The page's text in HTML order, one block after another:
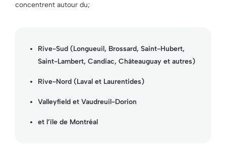
concentrent autour du;
Rive-Sud (Longueuil, Brossard, Saint-Hubert,
Saint-Lambert, Candiac, Châteauguay et autres)
Rive-Nord (Laval et Laurentides)
Valleyfield et Vaudreuil-Dorion
et l’île de Montréal